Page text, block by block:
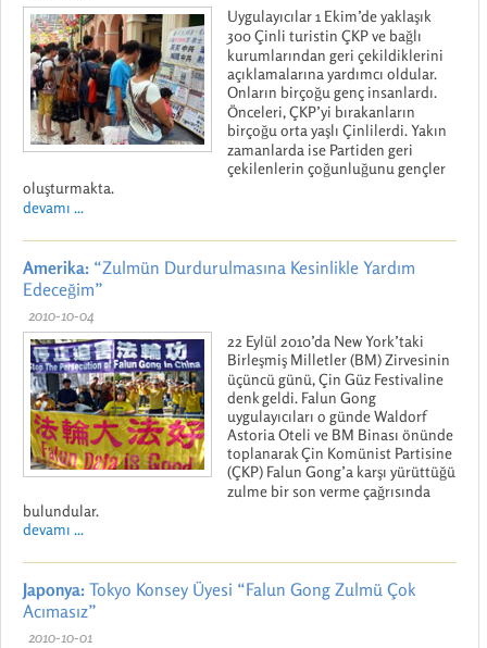
Uygulayıcılar 1 Ekim’de yaklaşık
300 Çinli turistin ÇKP ve bağlı
kurumlarından geri çekildiklerini
açıklamalarına yardımcı oldular.
Onların birçoğu genç insanlardı.
Önceleri, ÇKP’yi bırakanların
birçoğu orta yaşlı Çinlilerdi. Yakın
zamanlarda ise Partiden geri
çekilenlerin çoğunluğunu gençler
oluşturmakta.
devamı ...
Amerika: “Zulmün Durdurulmasına Kesinlikle Yardım
Edeceğim”
2010-10-04
22 Eylül 2010’da New York’taki
Birleşmiş Milletler (BM) Zirvesinin
üçüncü günü, Çin Güz Festivaline
denk geldi. Falun Gong
uygulayıcıları o günde Waldorf
Astoria Oteli ve BM Binası önünde
toplanarak Çin Komünist Partisine
(ÇKP) Falun Gong’a karşı yürüttüğü
zulme bir son verme çağrısında
bulundular.
devamı ...
Japonya: Tokyo Konsey Üyesi “Falun Gong Zulmü Çok
Acımasız”
2010-10-01